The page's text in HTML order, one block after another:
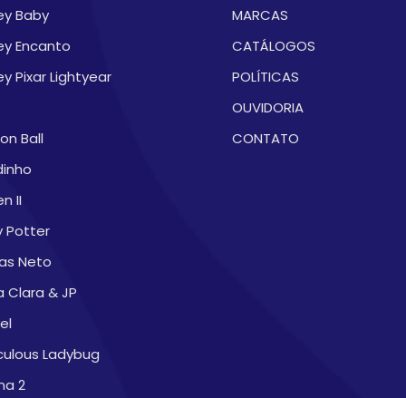
Baby
Encanto
Pixar Lightyear
Ball
II
Potter
Neto
Clara & JP
Ladybug
2
MARCAS
CATÁLOGOS
POLÍTICAS
OUVIDORIA
CONTATO